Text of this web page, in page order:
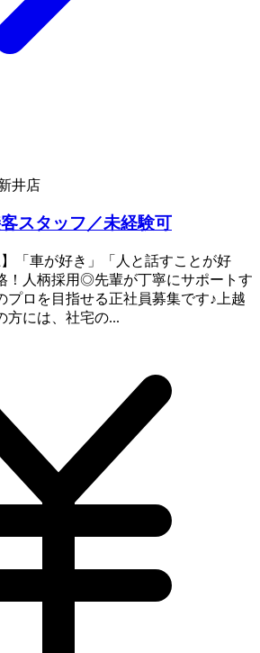
井店
スタッフ／未経験可
】「車が好き」「人と話すことが好
！人柄採用◎先輩が丁寧にサポートす
プロを目指せる正社員募集です♪上越
方には、社宅の...